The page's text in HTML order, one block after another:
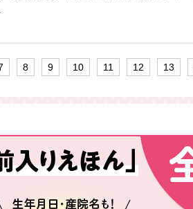
8 9 10 11 12 13